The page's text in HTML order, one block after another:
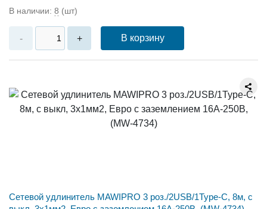
В наличии: 8 (шт)
- + В корзину
Сетевой удлинитель MAWIPRO 3 роз./2USB/1Type-C, 8м, с